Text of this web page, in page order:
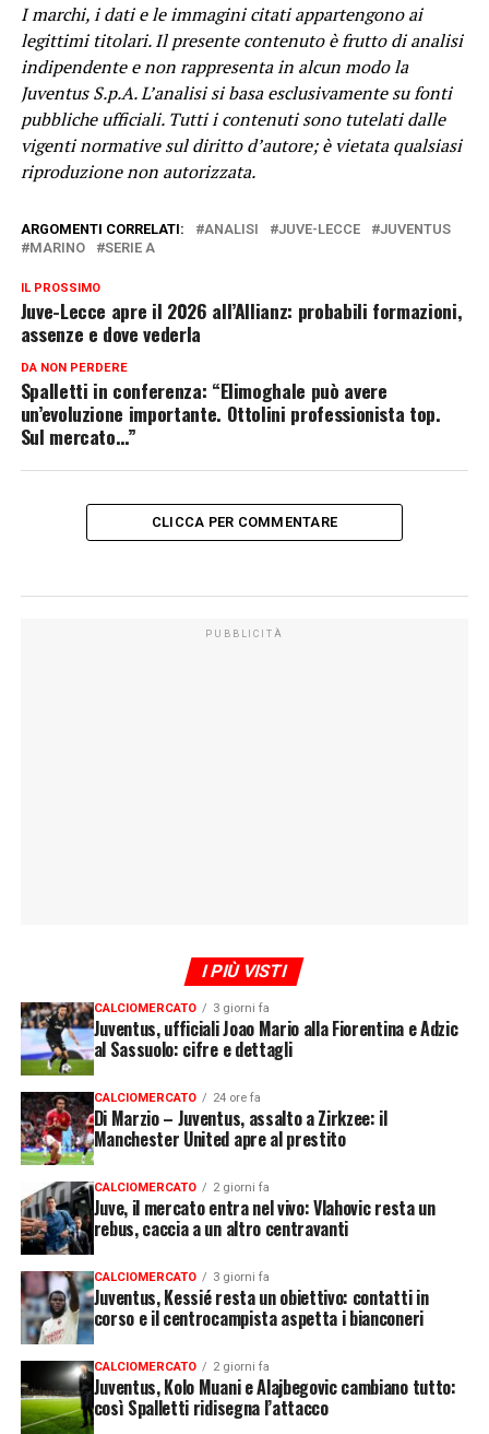
I marchi, i dati e le immagini citati appartengono ai
legittimi titolari. Il presente contenuto è frutto di analisi
indipendente e non rappresenta in alcun modo la
Juventus S.p.A. L’analisi si basa esclusivamente su fonti
pubbliche ufficiali. Tutti i contenuti sono tutelati dalle
vigenti normative sul diritto d’autore; è vietata qualsiasi
riproduzione non autorizzata.
ARGOMENTI CORRELATI: ANALISI JUVE-LECCE
JUVENTUS
MARINO
SERIE A
IL PROSSIMO
Juve-Lecce apre il 2026 all’Allianz: probabili formazioni,
assenze e dove vederla
DA NON PERDERE
Spalletti in conferenza: “Elimoghale può avere
un’evoluzione importante. Ottolini professionista top.
Sul mercato…”
CLICCA PER COMMENTARE
PUBBLICITÀ
I PIÙ VISTI
CALCIOMERCATO 3 giorni fa
Juventus, ufficiali Joao Mario alla Fiorentina e Adzic
al Sassuolo: cifre e dettagli
CALCIOMERCATO 24 ore fa
Di Marzio – Juventus, assalto a Zirkzee: il
Manchester United apre al prestito
CALCIOMERCATO 2 giorni fa
Juve, il mercato entra nel vivo: Vlahovic resta un
rebus, caccia a un altro centravanti
CALCIOMERCATO 3 giorni fa
Juventus, Kessié resta un obiettivo: contatti in
corso e il centrocampista aspetta i bianconeri
CALCIOMERCATO 2 giorni fa
Juventus, Kolo Muani e Alajbegovic cambiano tutto:
così Spalletti ridisegna l’attacco